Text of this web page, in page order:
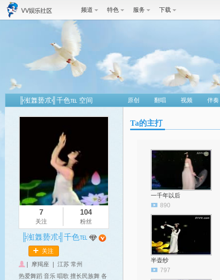
频道 特色 服务 下载
╠渱橆兿朮╣千色℡ 空间 原创 翻唱 视频 伴奏
7
关注
104
粉丝
╠渱橆兿朮╣千色℡
关注
摩羯座
江苏 常州
热爱舞蹈 音乐 唱歌 擅长民族舞 各
Ta的主打
一千年以后
890
半壶纱
797